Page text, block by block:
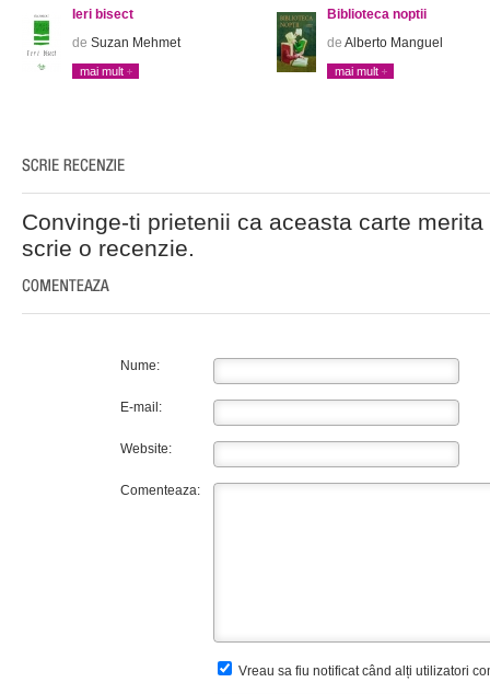
Ieri bisect
de Suzan Mehmet
mai mult
Biblioteca noptii
de Alberto Manguel
mai mult
Convinge-ti prietenii ca aceasta carte
scrie o recenzie.
Nume:
E-mail:
Website:
Comenteaza:
Vreau sa fiu notificat când alți utilizatori